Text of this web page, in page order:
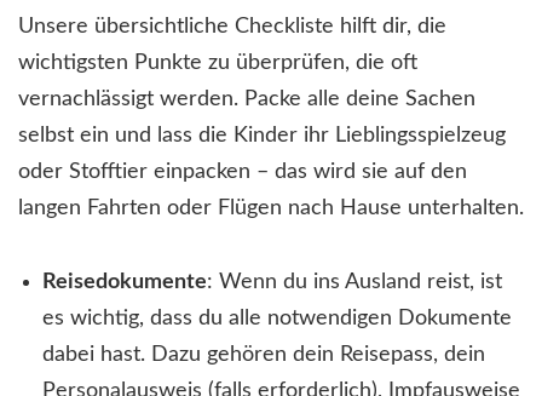
Unsere übersichtliche Checkliste hilft dir, die
wichtigsten Punkte zu überprüfen, die oft
vernachlässigt werden. Packe alle deine Sachen
selbst ein und lass die Kinder ihr Lieblingsspielzeug
oder Stofftier einpacken – das wird sie auf den
langen Fahrten oder Flügen nach Hause unterhalten.
Reisedokumente: Wenn du ins Ausland reist, ist
es wichtig, dass du alle notwendigen Dokumente
dabei hast. Dazu gehören dein Reisepass, dein
Personalausweis (falls erforderlich), Impfausweise